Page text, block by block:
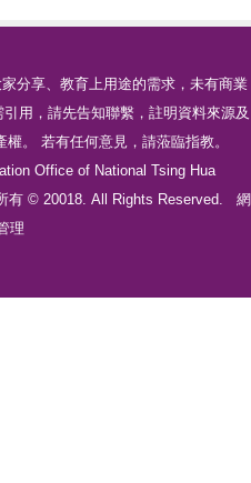
分享、教育上用途的需求，未有商業
用，請先告知聯繫，註明資料來源及
。 若有任何意見，請蒞臨指教。
Office of National Tsing Hua
有 © 20018. All Rights Reserved. 網
理